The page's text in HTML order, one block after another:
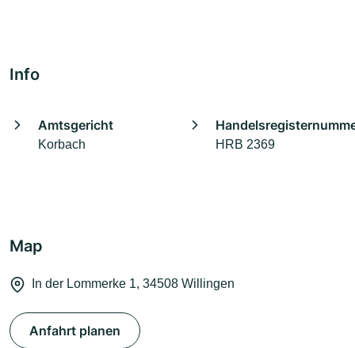
Info
Amtsgericht
Korbach HRB 2369
Map
In der Lommerke 1, 34508 Willingen
Anfahrt planen